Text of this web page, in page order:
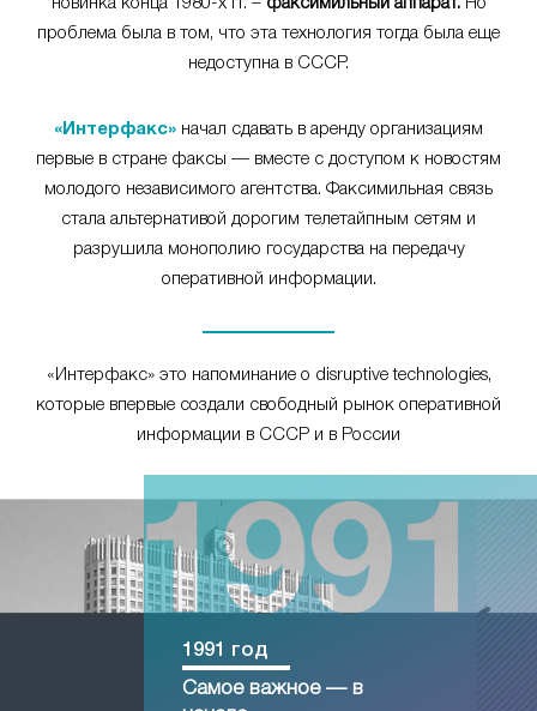
новинка конца 1980-х гг. – факсимильный аппарат.Но
проблема была в том, что эта технология тогда была еще
недоступна в СССР.
«Интерфакс» начал сдавать в аренду организациям
первые в стране факсы — вместе с доступом к новостям
молодого независимого агентства. Факсимильная связь
стала альтернативой дорогим телетайпным сетям и
разрушила монополию государства на передачу
оперативной информации.
«Интерфакс» это напоминание о disruptive technologies,
которые впервые создали свободный рынок оперативной
информации в СССР и в России
1991 год
Самое важное — в